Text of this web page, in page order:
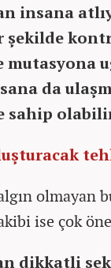
insana
şekilde
mutasyona
da
sahip
olmayan
ise çok
dikkatli